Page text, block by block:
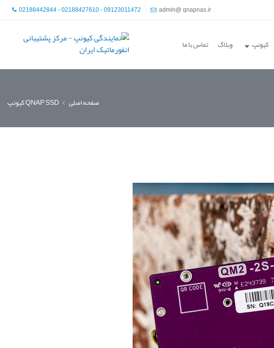
02188442844 - 02188427610 - 09123011472 admin@ qnapnas.ir
کیونپ وبلاگ تماس با ما
صفحه اصلی QNAP SSD کیونپ